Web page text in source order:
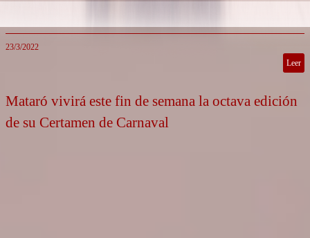
23/3/2022
Leer
Mataró vivirá este fin de semana la octava edición
de su Certamen de Carnaval